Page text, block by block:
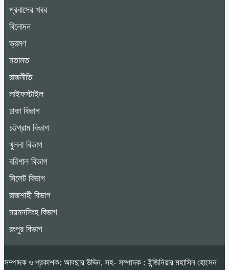
প্রবাসের খবর
বিনোদন
ভ্রমণ
মতামত
রাজনীতি
লাইফস্টাইল
ঢাকা বিভাগ
চট্টগ্রাম বিভাগ
খুলনা বিভাগ
বরিশাল বিভাগ
সিলেট বিভাগ
রাজশাহী বিভাগ
ময়মনসিংহ বিভাগ
রংপুর বিভাগ
সম্পাদক ও প্রকাশক: আবছার উদ্দিন, সহ- সম্পাদক : ইন্জিনিয়ার মহাসিন হোসেন